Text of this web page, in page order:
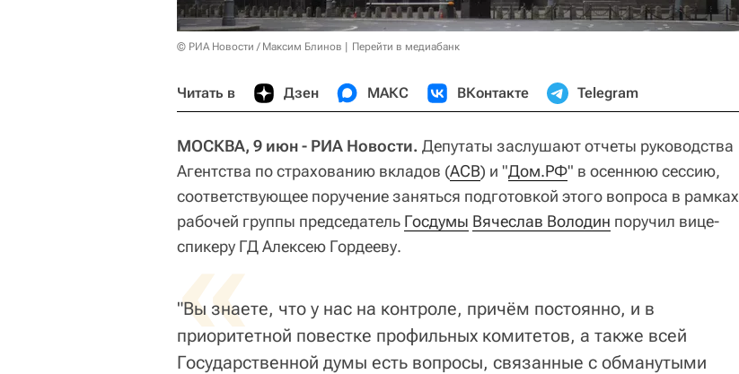
© РИА Новости / Максим Блинов Перейти в медиабанк
Читать в Дзен МАКС ВКонтакте Telegram
МОСКВА, 9 июн - РИА Новости. Депутаты заслушают отчеты руководства
Агентства по страхованию вкладов (АСВ) и "Дом.РФ" в осеннюю сессию,
соответствующее поручение заняться подготовкой этого вопроса в рамках
рабочей группы председатель Госдумы Вячеслав Володин поручил вице-
спикеру ГД Алексею Гордееву.
«
"Вы знаете, что у нас на контроле, причём постоянно, и в
приоритетной повестке профильных комитетов, а также всей
Государственной думы есть вопросы, связанные с обманутыми